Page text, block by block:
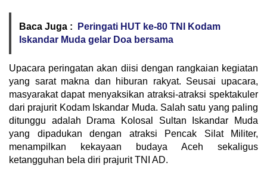
Baca Juga :
Peringati HUT ke-80 TNI Kodam
Iskandar Muda gelar Doa bersama
Upacara peringatan akan diisi dengan rangkaian kegiatan
yang sarat makna dan hiburan rakyat. Seusai upacara,
masyarakat dapat menyaksikan atraksi-atraksi spektakuler
dari prajurit Kodam Iskandar Muda. Salah satu yang paling
ditunggu adalah Drama Kolosal Sultan Iskandar Muda
yang dipadukan dengan atraksi Pencak Silat Militer,
menampilkan kekayaan budaya Aceh sekaligus
ketangguhan bela diri prajurit TNI AD.